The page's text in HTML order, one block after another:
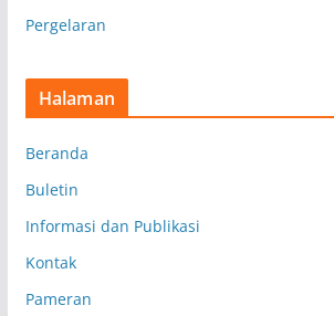
Pergelaran
Halaman
Beranda
Buletin
Informasi dan Publikasi
Kontak
Pameran